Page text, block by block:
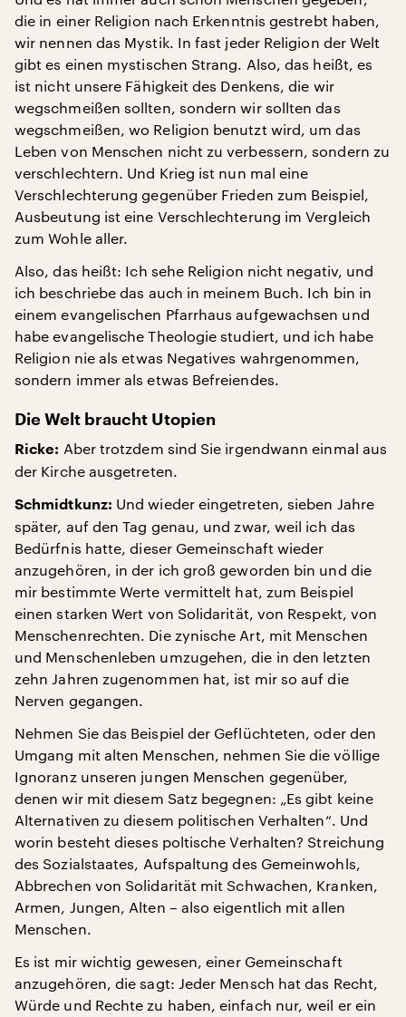
die in einer Religion nach Erkenntnis gestrebt haben,
wir nennen das Mystik. In fast jeder Religion der Welt
gibt es einen mystischen Strang. Also, das heißt, es
ist nicht unsere Fähigkeit des Denkens, die wir
wegschmeißen sollten, sondern wir sollten das
wegschmeißen, wo Religion benutzt wird, um das
Leben von Menschen nicht zu verbessern, sondern zu
verschlechtern. Und Krieg ist nun mal eine
Verschlechterung gegenüber Frieden zum Beispiel,
Ausbeutung ist eine Verschlechterung im Vergleich
zum Wohle aller.
Also, das heißt: Ich sehe Religion nicht negativ, und
ich beschriebe das auch in meinem Buch. Ich bin in
einem evangelischen Pfarrhaus aufgewachsen und
habe evangelische Theologie studiert, und ich habe
Religion nie als etwas Negatives wahrgenommen,
sondern immer als etwas Befreiendes.
Die Welt braucht Utopien
Ricke: Aber trotzdem sind Sie irgendwann einmal aus
der Kirche ausgetreten.
Schmidtkunz: Und wieder eingetreten, sieben Jahre
später, auf den Tag genau, und zwar, weil ich das
Bedürfnis hatte, dieser Gemeinschaft wieder
anzugehören, in der ich groß geworden bin und die
mir bestimmte Werte vermittelt hat, zum Beispiel
einen starken Wert von Solidarität, von Respekt, von
Menschenrechten. Die zynische Art, mit Menschen
und Menschenleben umzugehen, die in den letzten
zehn Jahren zugenommen hat, ist mir so auf die
Nerven gegangen.
Nehmen Sie das Beispiel der Geflüchteten, oder den
Umgang mit alten Menschen, nehmen Sie die völlige
Ignoranz unseren jungen Menschen gegenüber,
denen wir mit diesem Satz begegnen: „Es gibt keine
Alternativen zu diesem politischen Verhalten“. Und
worin besteht dieses poltische Verhalten? Streichung
des Sozialstaates, Aufspaltung des Gemeinwohls,
Abbrechen von Solidarität mit Schwachen, Kranken,
Armen, Jungen, Alten – also eigentlich mit allen
Menschen.
Es ist mir wichtig gewesen, einer Gemeinschaft
anzugehören, die sagt: Jeder Mensch hat das Recht,
Würde und Rechte zu haben, einfach nur, weil er ein